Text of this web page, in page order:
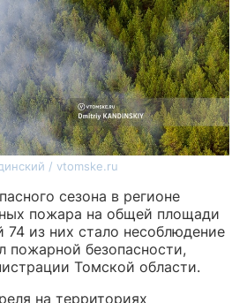
/ vtomske.ru
сезона в регионе
пожара на общей площади
74 из них стало несоблюдение
пожарной безопасности,
Томской области.
на территориях